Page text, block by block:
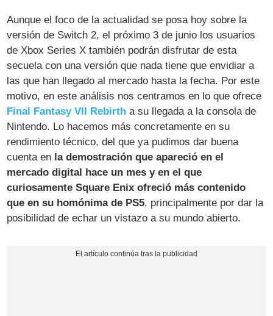
Aunque el foco de la actualidad se posa hoy sobre la
versión de Switch 2, el próximo 3 de junio los usuarios
de Xbox Series X también podrán disfrutar de esta
secuela con una versión que nada tiene que envidiar a
las que han llegado al mercado hasta la fecha. Por este
motivo, en este análisis nos centramos en lo que ofrece
Final Fantasy VII Rebirth a su llegada a la consola de
Nintendo. Lo hacemos más concretamente en su
rendimiento técnico, del que ya pudimos dar buena
cuenta en la demostración que apareció en el
mercado digital hace un mes y en el que
curiosamente Square Enix ofreció más contenido
que en su homónima de PS5, principalmente por dar la
posibilidad de echar un vistazo a su mundo abierto.